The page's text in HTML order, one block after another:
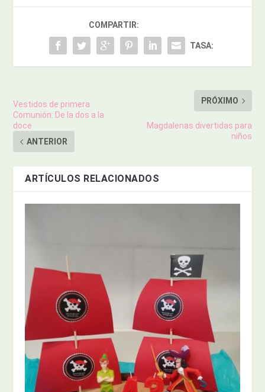
COMPARTIR:
TASA:
Vestidos de primera
Comunión: De la dos a la
doce
ANTERIOR
PRÓXIMO
Magdalenas divertidas para
niños
ARTÍCULOS RELACIONADOS